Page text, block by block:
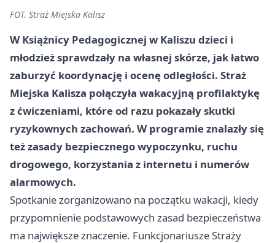
FOT. Straż Miejska Kalisz
W Książnicy Pedagogicznej w Kaliszu dzieci i
młodzież sprawdzały na własnej skórze, jak łatwo
zaburzyć koordynację i ocenę odległości. Straż
Miejska Kalisza połączyła wakacyjną profilaktykę
z ćwiczeniami, które od razu pokazały skutki
ryzykownych zachowań. W programie znalazły się
też zasady bezpiecznego wypoczynku, ruchu
drogowego, korzystania z internetu i numerów
alarmowych.
Spotkanie zorganizowano na początku wakacji, kiedy
przypomnienie podstawowych zasad bezpieczeństwa
ma największe znaczenie. Funkcjonariusze Straży